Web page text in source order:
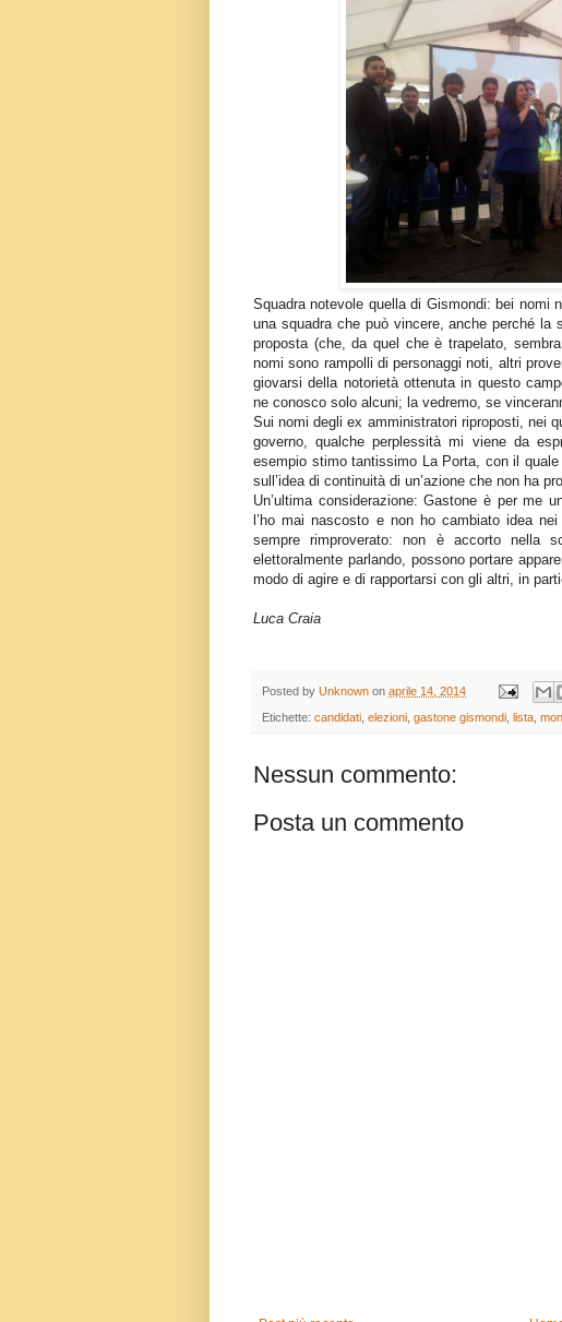
Squadra notevole quella di Gismondi: bei
una squadra che può vincere, anche perché
proposta (che, da quel che è trapelato,
nomi sono rampolli di personaggi noti, altri
giovarsi della notorietà ottenuta in questo
ne conosco solo alcuni; la vedremo, se
Sui nomi degli ex amministratori riproposti, nei
governo, qualche perplessità mi viene da
esempio stimo tantissimo La Porta, con il
sull’idea di continuità di un’azione che non ha
Un’ultima considerazione: Gastone è per me
l’ho mai nascosto e non ho cambiato idea
sempre rimproverato: non è accorto nella
elettoralmente parlando, possono portare
modo di agire e di rapportarsi con gli altri, in
Luca Craia
Posted by Unknown on aprile 14, 2014
Etichette: candidati elezioni gastone gismondi lista
Nessun commento:
Posta un commento